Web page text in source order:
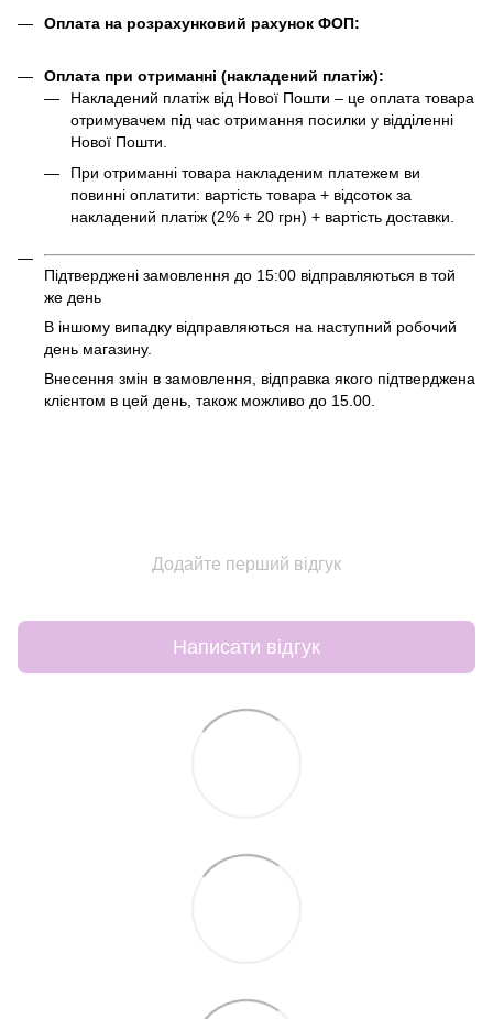
Оплата на розрахунковий рахунок ФОП:
Оплата при отриманні (накладений платіж):
Накладений платіж від Нової Пошти – це оплата товара
отримувачем під час отримання посилки у відділенні
Нової Пошти.
При отриманні товара накладеним платежем ви
повинні оплатити: вартість товара + відсоток за
накладений платіж (2% + 20 грн) + вартість доставки.
Підтверджені замовлення до 15:00 відправляються в той
же день
В іншому випадку відправляються на наступний робочий
день магазину.
Внесення змін в замовлення, відправка якого підтверджена
клієнтом в цей день, також можливо до 15.00.
Додайте перший відгук
Написати відгук